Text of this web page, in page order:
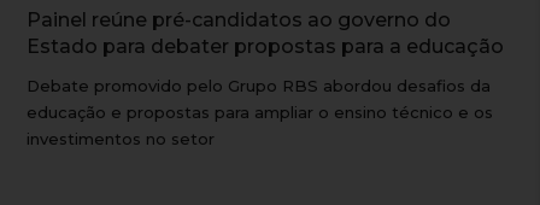
Painel reúne pré-candidatos ao governo do
Estado para debater propostas para a educação
Debate promovido pelo Grupo RBS abordou desafios da
educação e propostas para ampliar o ensino técnico e os
investimentos no setor